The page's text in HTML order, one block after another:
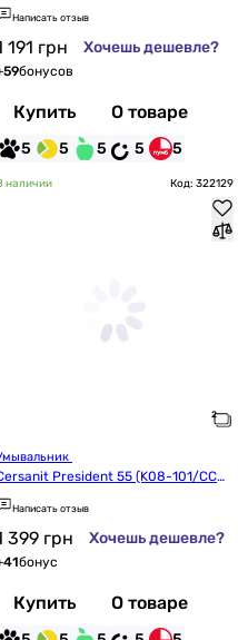
Написать отзыв
191 грн Хочешь дешевле?
59бонусов
Купить О товаре
5 5 5 5 5
наличии Код: 322129
President 55 (K08-101/CCW
Написать отзыв
399 грн Хочешь дешевле?
41бонус
Купить О товаре